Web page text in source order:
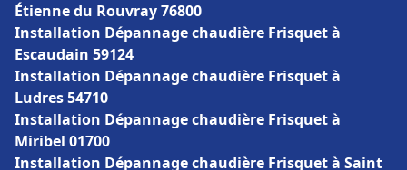
Étienne du Rouvray 76800
Installation Dépannage chaudière Frisquet à
Escaudain 59124
Installation Dépannage chaudière Frisquet à
Ludres 54710
Installation Dépannage chaudière Frisquet à
Miribel 01700
Installation Dépannage chaudière Frisquet à Saint